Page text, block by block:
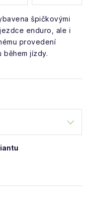
špičkovými
enduro, ale i
provedení
během jízdy.